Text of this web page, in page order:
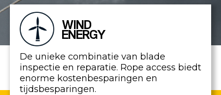
WIND
ENERGY
De unieke combinatie van blade
inspectie en reparatie. Rope access biedt
enorme kostenbesparingen en
tijdsbesparingen.